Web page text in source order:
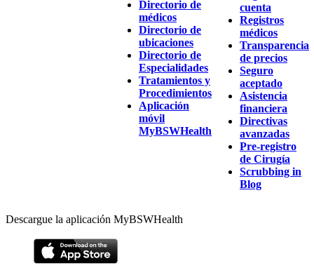
Directorio de
médicos
Directorio de
ubicaciones
Directorio de
Especialidades
Tratamientos y
Procedimientos
Aplicación
móvil
MyBSWHealth
cuenta
Registros
médicos
Transparencia
de precios
Seguro
aceptado
Asistencia
financiera
Directivas
avanzadas
Pre-registro
de Cirugía
Scrubbing in
Blog
Descargue la aplicación MyBSWHealth